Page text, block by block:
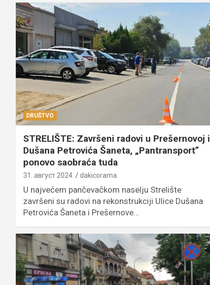
DRUŠTVO
STRELIŠTE: Završeni radovi u Prešernovoj i
Dušana Petrovića Šaneta, „Pantransport”
ponovo saobraća tuda
31. август 2024. dakicorama
U najvećem pančevačkom naselju Strelište
završeni su radovi na rekonstrukciji Ulice Dušana
Petrovića Šaneta i Prešernove…